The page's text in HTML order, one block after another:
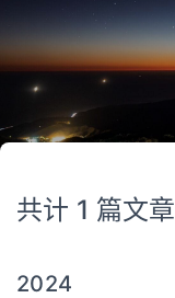
共计 1 篇文章
2024